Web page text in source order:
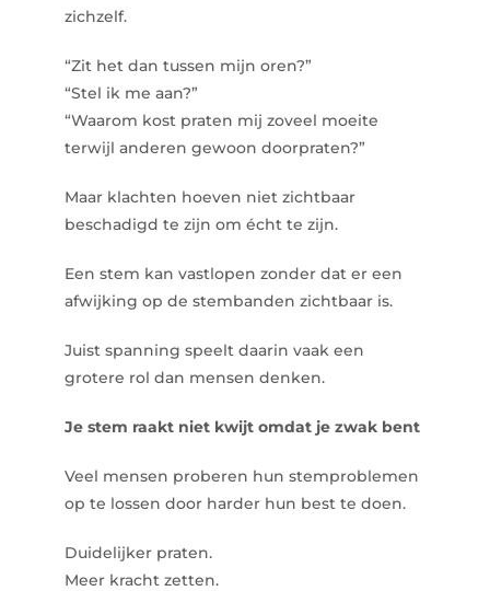
zichzelf.
“Zit het dan tussen mijn oren?”
“Stel ik me aan?”
“Waarom kost praten mij zoveel moeite
terwijl anderen gewoon doorpraten?”
Maar klachten hoeven niet zichtbaar
beschadigd te zijn om écht te zijn.
Een stem kan vastlopen zonder dat er een
afwijking op de stembanden zichtbaar is.
Juist spanning speelt daarin vaak een
grotere rol dan mensen denken.
Je stem raakt niet kwijt omdat je zwak bent
Veel mensen proberen hun stemproblemen
op te lossen door harder hun best te doen.
Duidelijker praten.
Meer kracht zetten.